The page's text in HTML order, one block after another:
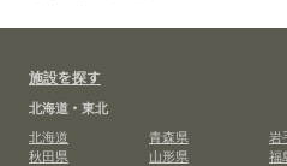
施設を探す
北海道・東北
北海道
青森県 岩
秋田県
山形県
福